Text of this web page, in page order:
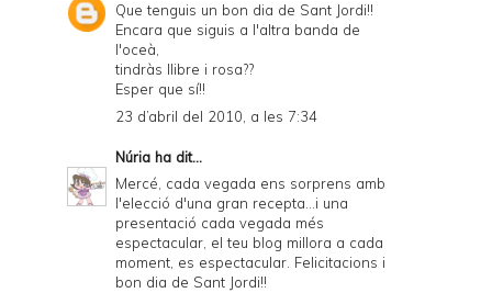
Que tenguis un bon dia de Sant Jordi!!
Encara que siguis a l'altra banda de
l'oceà,
tindràs llibre i rosa??
Esper que sí!!
23 d’abril del 2010, a les 7:34
Núria ha dit...
Mercé, cada vegada ens sorprens amb
l'elecció d'una gran recepta...i una
presentació cada vegada més
espectacular, el teu blog millora a cada
moment, es espectacular. Felicitacions i
bon dia de Sant Jordi!!